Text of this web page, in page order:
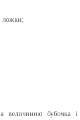
ложки;
величиною бубочка і